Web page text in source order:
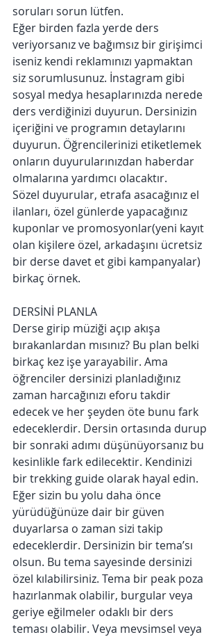
soruları sorun lütfen.
Eğer birden fazla yerde ders
veriyorsanız ve bağımsız bir girişimci
iseniz kendi reklamınızı yapmaktan
siz sorumlusunuz. İnstagram gibi
sosyal medya hesaplarınızda nerede
ders verdiğinizi duyurun. Dersinizin
içeriğini ve programın detaylarını
duyurun. Öğrencilerinizi etiketlemek
onların duyurularınızdan haberdar
olmalarına yardımcı olacaktır.
Sözel duyurular, etrafa asacağınız el
ilanları, özel günlerde yapacağınız
kuponlar ve promosyonlar(yeni kayıt
olan kişilere özel, arkadaşını ücretsiz
bir derse davet et gibi kampanyalar)
birkaç örnek.
DERSİNİ PLANLA
Derse girip müziği açıp akışa
bırakanlardan mısınız? Bu plan belki
birkaç kez işe yarayabilir. Ama
öğrenciler dersinizi planladığınız
zaman harcağınızı eforu takdir
edecek ve her şeyden öte bunu fark
edeceklerdir. Dersin ortasında durup
bir sonraki adımı düşünüyorsanız bu
kesinlikle fark edilecektir. Kendinizi
bir trekking guide olarak hayal edin.
Eğer sizin bu yolu daha önce
yürüdüğünüze dair bir güven
duyarlarsa o zaman sizi takip
edeceklerdir. Dersinizin bir tema’sı
olsun. Bu tema sayesinde dersinizi
özel kılabilirsiniz. Tema bir peak poza
hazırlanmak olabilir, burgular veya
geriye eğilmeler odaklı bir ders
teması olabilir. Veya mevsimsel veya